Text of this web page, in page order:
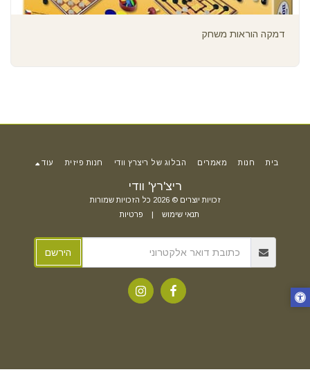
דמקה הוראות משחק
ריצ'רץ' וודי
זכויות יוצרים © 2026 כל הזכויות שמורות
תנאי שימוש
פרטיות
בית חנות מאמרים הבלוג של ריצרץ וודי חנות פיזית עוד
הירשם